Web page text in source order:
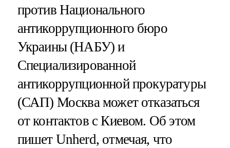
против Национального
антикоррупционного бюро
Украины (НАБУ) и
Специализированной
антикоррупционной прокуратуры
(САП) Москва может отказаться
от контактов с Киевом. Об этом
пишет Unherd, отмечая, что